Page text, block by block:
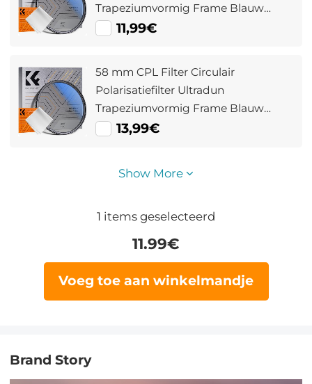
Trapeziumvormig Frame Blauw
Gecoate Film met Een Stuk
11,99€
58 mm CPL Filter Circulair
Polarisatiefilter Ultradun
Trapeziumvormig Frame Blauw
Gecoate Film met Een Stuk
13,99€
Show More
1 items geselecteerd
11.99€
Voeg toe aan winkelmandje
Brand Story